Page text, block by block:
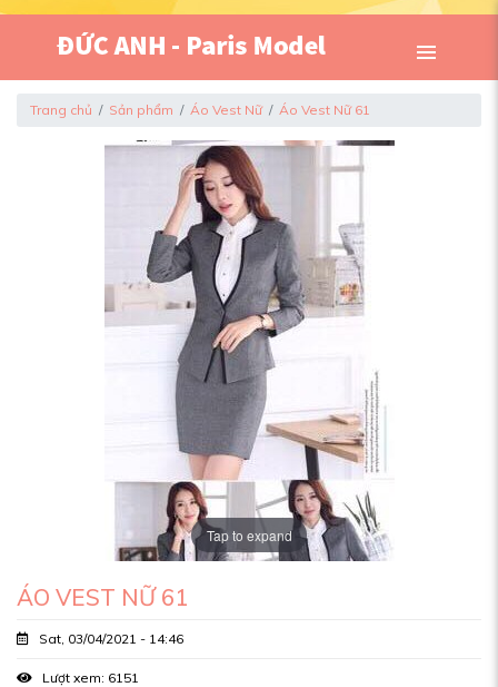
Trang chủ Sản phẩm Áo Vest Nữ Áo Vest Nữ 61
Tap to expand
ÁO VEST NỮ 61
Sat, 03/04/2021 - 14:46
Lượt xem: 6151